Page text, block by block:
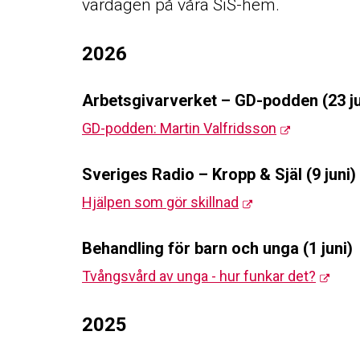
vardagen på våra SiS-hem.
2026
Arbetsgivarverket – GD-podden (23
GD-podden: Martin Valfridsson
Sveriges Radio – Kropp & Själ (9 juni)
Hjälpen som gör skillnad
Behandling för barn och unga (1 juni)
Tvångsvård av unga - hur funkar det?
2025